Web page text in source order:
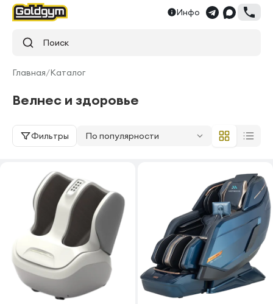
Инфо
Поиск
Главная/Каталог
Велнес и здоровье
Фильтры